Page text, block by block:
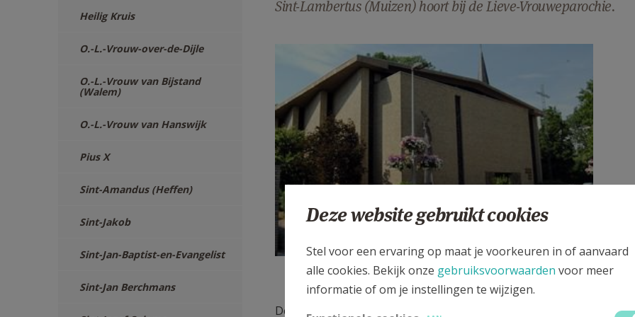
Heilig Kruis
O.-L.-Vrouw-over-de-Dijle
O.-L.-Vrouw van Bijstand
(Walem)
O.-L.-Vrouw van Hanswijk
Pius X
Sint-Amandus (Heffen)
Sint-Jakob
Sint-Jan-Baptist-en-Evangelist
Sint-Jan Berchmans
Sint-Lambertus (Muizen) hoort bij de Lieve-Vrouweparochie.
SLa-M1.jpg
Google Maps
De Lieve-Vrouweparochie bestaat uit de geloofsgemeenschappen
Deze website gebruikt cookies
Stel voor een ervaring op maat je voorkeuren in of aanvaard
alle cookies. Bekijk onze gebruiksvoorwaarden voor meer
informatie of om je instellingen te wijzigen.